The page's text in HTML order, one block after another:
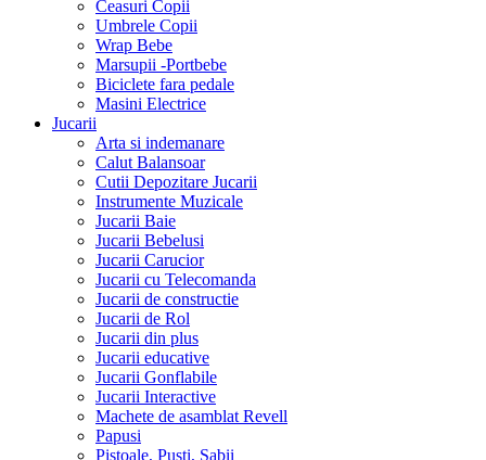
Ceasuri Copii
Umbrele Copii
Wrap Bebe
Marsupii -Portbebe
Biciclete fara pedale
Masini Electrice
Jucarii
Arta si indemanare
Calut Balansoar
Cutii Depozitare Jucarii
Instrumente Muzicale
Jucarii Baie
Jucarii Bebelusi
Jucarii Carucior
Jucarii cu Telecomanda
Jucarii de constructie
Jucarii de Rol
Jucarii din plus
Jucarii educative
Jucarii Gonflabile
Jucarii Interactive
Machete de asamblat Revell
Papusi
Pistoale, Pusti, Sabii